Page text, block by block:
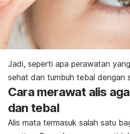
Jadi, seperti apa perawatan
sehat dan tumbuh tebal dengan
Cara merawat alis
dan tebal
Alis mata termasuk salah satu